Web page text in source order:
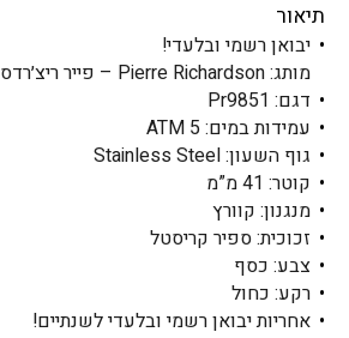
תיאור
יבואן רשמי ובלעדי!
מותג: Pierre Richardson – פייר ריצ׳רדסון
דגם: Pr9851
עמידות במים: 5 ATM
גוף השעון: Stainless Steel
קוטר: 41 מ”מ
מנגנון: קוורץ
זכוכית: ספיר קריסטל
צבע: כסף
רקע: כחול
אחריות יבואן רשמי ובלעדי לשנתיים!